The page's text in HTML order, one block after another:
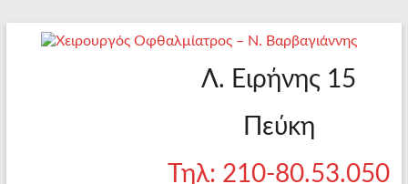
Βαρβαγιάννης
Λ. Ειρήνης 15
Πεύκη
Τηλ: 210-80.53.050